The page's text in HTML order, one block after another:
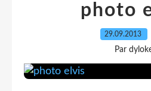
photo
29.09.2013
Par